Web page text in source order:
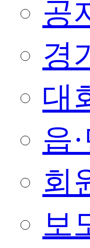
공
경
대
읍
회
보